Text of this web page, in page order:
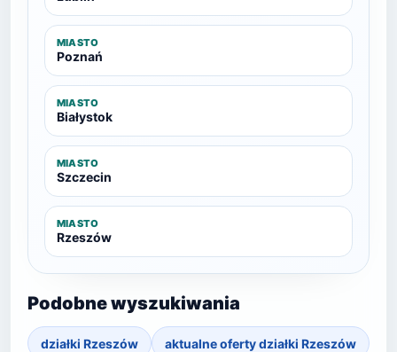
MIASTO
Poznań
MIASTO
Białystok
MIASTO
Szczecin
MIASTO
Rzeszów
Podobne wyszukiwania
działki Rzeszów aktualne oferty działki Rzeszów